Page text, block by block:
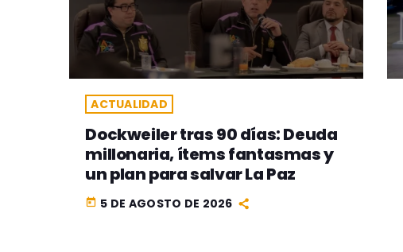
ACTUALIDAD
Dockweiler tras 90 días: Deuda
millonaria, ítems fantasmas y
un plan para salvar La Paz
today 5 DE AGOSTO DE 2026